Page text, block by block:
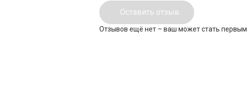
Оставить отзыв
Отзывов ещё нет – ваш может стать первым